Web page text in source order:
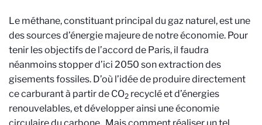
Le méthane, constituant principal du gaz naturel, est une
des sources d’énergie majeure de notre économie. Pour
tenir les objectifs de l’accord de Paris, il faudra
néanmoins stopper d’ici 2050 son extraction des
gisements fossiles. D’où l’idée de produire directement
ce carburant à partir de CO2 recyclé et d’énergies
renouvelables, et développer ainsi une économie